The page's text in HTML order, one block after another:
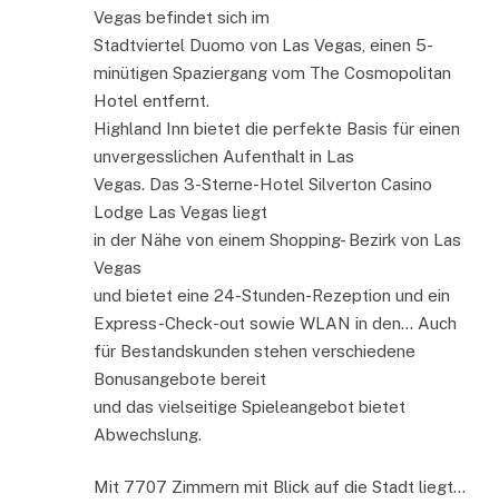
Vegas befindet sich im
Stadtviertel Duomo von Las Vegas, einen 5-
minütigen Spaziergang vom The Cosmopolitan
Hotel entfernt.
Highland Inn bietet die perfekte Basis für einen
unvergesslichen Aufenthalt in Las
Vegas. Das 3-Sterne-Hotel Silverton Casino
Lodge Las Vegas liegt
in der Nähe von einem Shopping- Bezirk von Las
Vegas
und bietet eine 24-Stunden-Rezeption und ein
Express-Check-out sowie WLAN in den… Auch
für Bestandskunden stehen verschiedene
Bonusangebote bereit
und das vielseitige Spieleangebot bietet
Abwechslung.
Mit 7707 Zimmern mit Blick auf die Stadt liegt…